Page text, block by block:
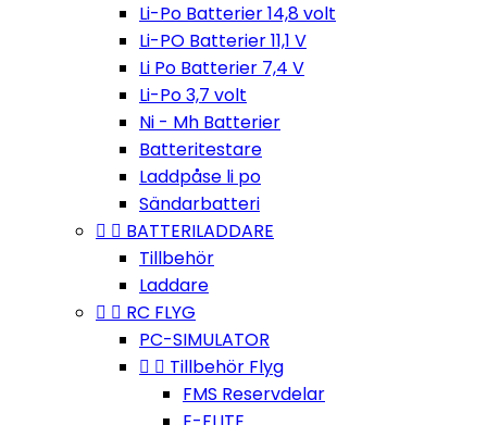
Li-Po Batterier 14,8 volt
Li-PO Batterier 11,1 V
Li Po Batterier 7,4 V
Li-Po 3,7 volt
Ni - Mh Batterier
Batteritestare
Laddpåse li po
Sändarbatteri
  BATTERILADDARE
Tillbehör
Laddare
  RC FLYG
PC-SIMULATOR
  Tillbehör Flyg
FMS Reservdelar